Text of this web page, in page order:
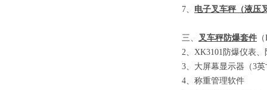
7、 电子叉车秤 （液压
三、 叉车秤防爆套件
2、 XK3101 防爆仪表
3、大屏幕显示器 （3英
4、称重管理软件